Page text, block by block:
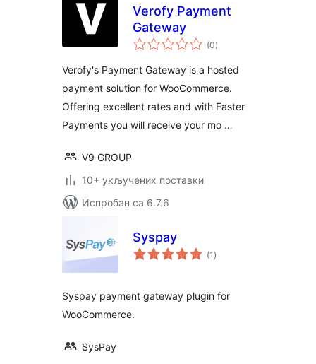
Verofy Payment
Gateway
(0укупних
оцена
)
Verofy's Payment Gateway is a hosted
payment solution for WooCommerce.
Offering excellent rates and with Faster
Payments you will receive your mo …
V9 GROUP
10+ укључених поставки
Испробан са 6.7.6
Syspay
(1 укупних
оцена
)
Syspay payment gateway plugin for
WooCommerce.
SysPay